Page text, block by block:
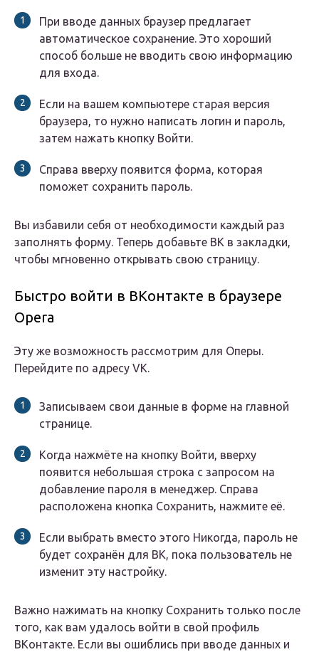
При вводе данных браузер предлагает
автоматическое сохранение. Это хороший
способ больше не вводить свою информацию
для входа.
Если на вашем компьютере старая версия
браузера, то нужно написать логин и пароль,
затем нажать кнопку Войти.
Справа вверху появится форма, которая
поможет сохранить пароль.
Вы избавили себя от необходимости каждый раз
заполнять форму. Теперь добавьте ВК в закладки,
чтобы мгновенно открывать свою страницу.
Быстро войти в ВКонтакте в браузере
Opera
Эту же возможность рассмотрим для Оперы.
Перейдите по адресу VK.
Записываем свои данные в форме на главной
странице.
Когда нажмёте на кнопку Войти, вверху
появится небольшая строка с запросом на
добавление пароля в менеджер. Справа
расположена кнопка Сохранить, нажмите её.
Если выбрать вместо этого Никогда, пароль не
будет сохранён для ВК, пока пользователь не
изменит эту настройку.
Важно нажимать на кнопку Сохранить только после
того, как вам удалось войти в свой профиль
ВКонтакте. Если вы ошиблись при вводе данных и